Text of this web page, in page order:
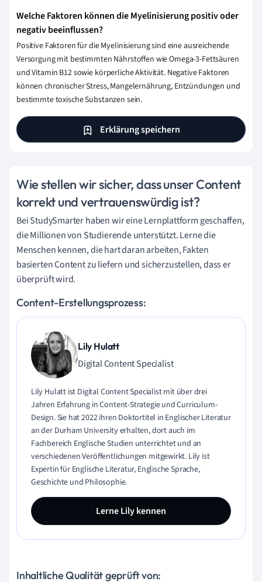
Welche Faktoren können die Myelinisierung positiv oder
negativ beeinflussen?
Positive Faktoren für die Myelinisierung sind eine ausreichende
Versorgung mit bestimmten Nährstoffen wie Omega-3-Fettsäuren
und Vitamin B12 sowie körperliche Aktivität. Negative Faktoren
können chronischer Stress, Mangelernährung, Entzündungen und
bestimmte toxische Substanzen sein.
Erklärung speichern
Wie stellen wir sicher, dass unser Content
korrekt und vertrauenswürdig ist?
Bei StudySmarter haben wir eine Lernplattform geschaffen,
die Millionen von Studierende unterstützt. Lerne die
Menschen kennen, die hart daran arbeiten, Fakten
basierten Content zu liefern und sicherzustellen, dass er
überprüft wird.
Content-Erstellungsprozess:
Lily Hulatt
Digital Content Specialist
Lily Hulatt ist Digital Content Specialist mit über drei
Jahren Erfahrung in Content-Strategie und Curriculum-
Design. Sie hat 2022 ihren Doktortitel in Englischer Literatur
an der Durham University erhalten, dort auch im
Fachbereich Englische Studien unterrichtet und an
verschiedenen Veröffentlichungen mitgewirkt. Lily ist
Expertin für Englische Literatur, Englische Sprache,
Geschichte und Philosophie.
Lerne Lily kennen
Inhaltliche Qualität geprüft von: